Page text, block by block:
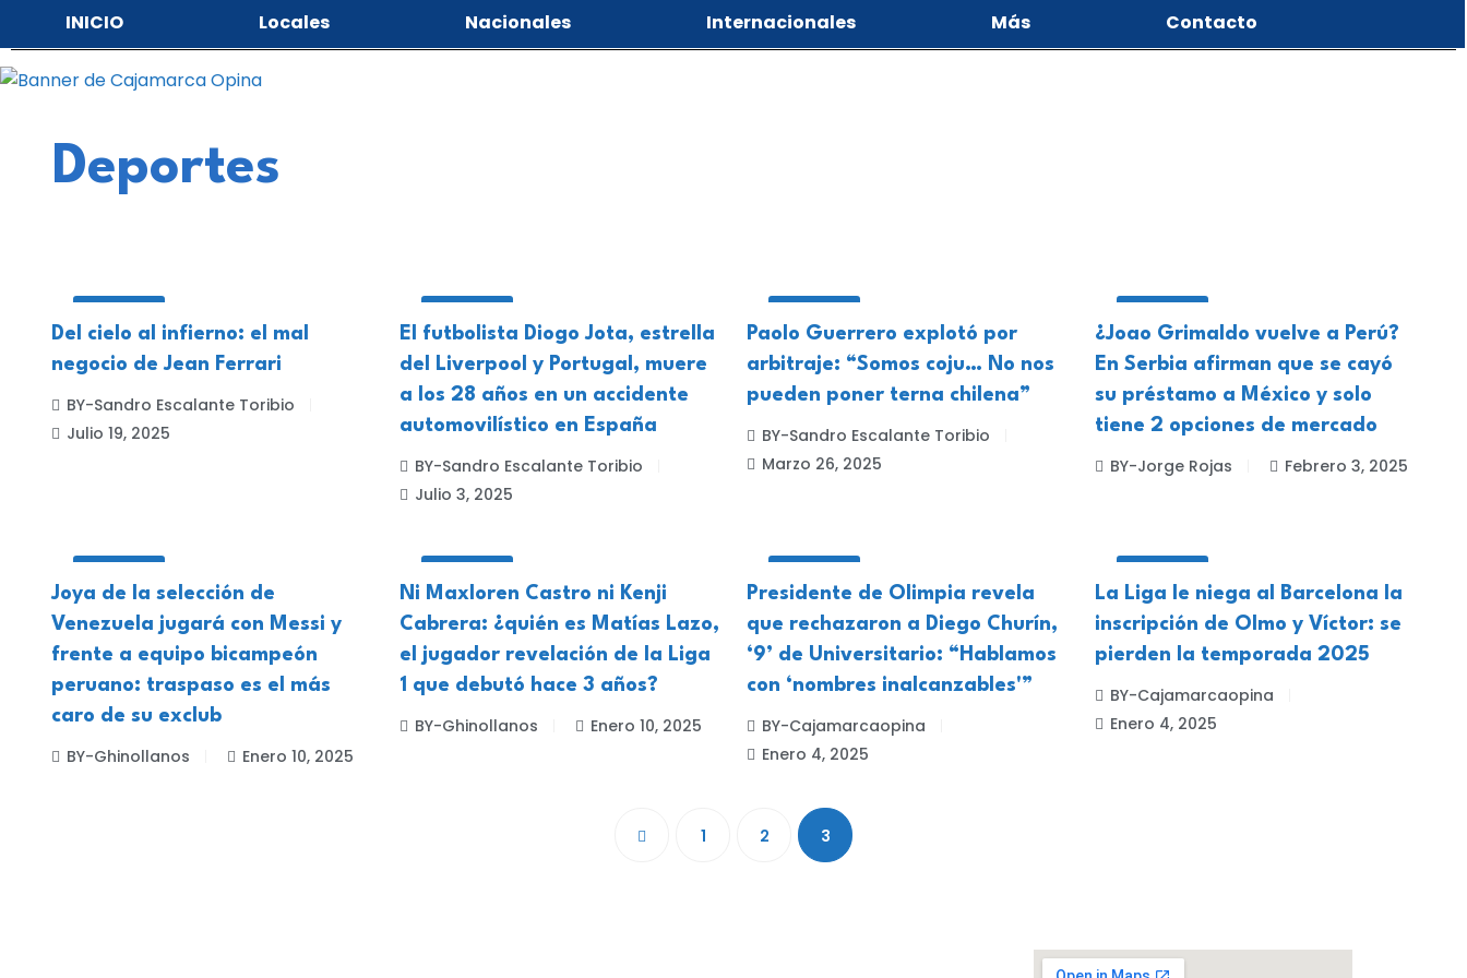
INICIO Locales Nacionales Internacionales Más Contacto
Deportes
Del cielo al infierno: el mal
negocio de Jean Ferrari
BY-Sandro Escalante Toribio
Julio 19, 2025
El futbolista Diogo Jota, estrella
del Liverpool y Portugal, muere
a los 28 años en un accidente
automovilístico en España
BY-Sandro Escalante Toribio
Julio 3, 2025
Paolo Guerrero explotó por
arbitraje: “Somos coju… No nos
pueden poner terna chilena”
BY-Sandro Escalante Toribio
Marzo 26, 2025
¿Joao Grimaldo vuelve a Perú?
En Serbia afirman que se cayó
su préstamo a México y solo
tiene 2 opciones de mercado
BY-Jorge Rojas Febrero 3, 2025
Joya de la selección de
Venezuela jugará con Messi y
frente a equipo bicampeón
peruano: traspaso es el más
caro de su exclub
BY-Ghinollanos Enero 10, 2025
Ni Maxloren Castro ni Kenji
Cabrera: ¿quién es Matías Lazo,
el jugador revelación de la Liga
1 que debutó hace 3 años?
BY-Ghinollanos Enero 10, 2025
Presidente de Olimpia revela
que rechazaron a Diego Churín,
‘9’ de Universitario: “Hablamos
con ‘nombres inalcanzables'”
BY-Cajamarcaopina
Enero 4, 2025
La Liga le niega al Barcelona la
inscripción de Olmo y Víctor: se
pierden la temporada 2025
BY-Cajamarcaopina
Enero 4, 2025
1 2 3